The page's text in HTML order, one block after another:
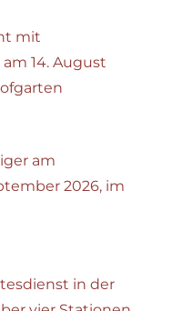
mit
14. August
am
2026, im
in der